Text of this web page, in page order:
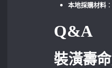
本地採購材料
Q&A
裝潢壽